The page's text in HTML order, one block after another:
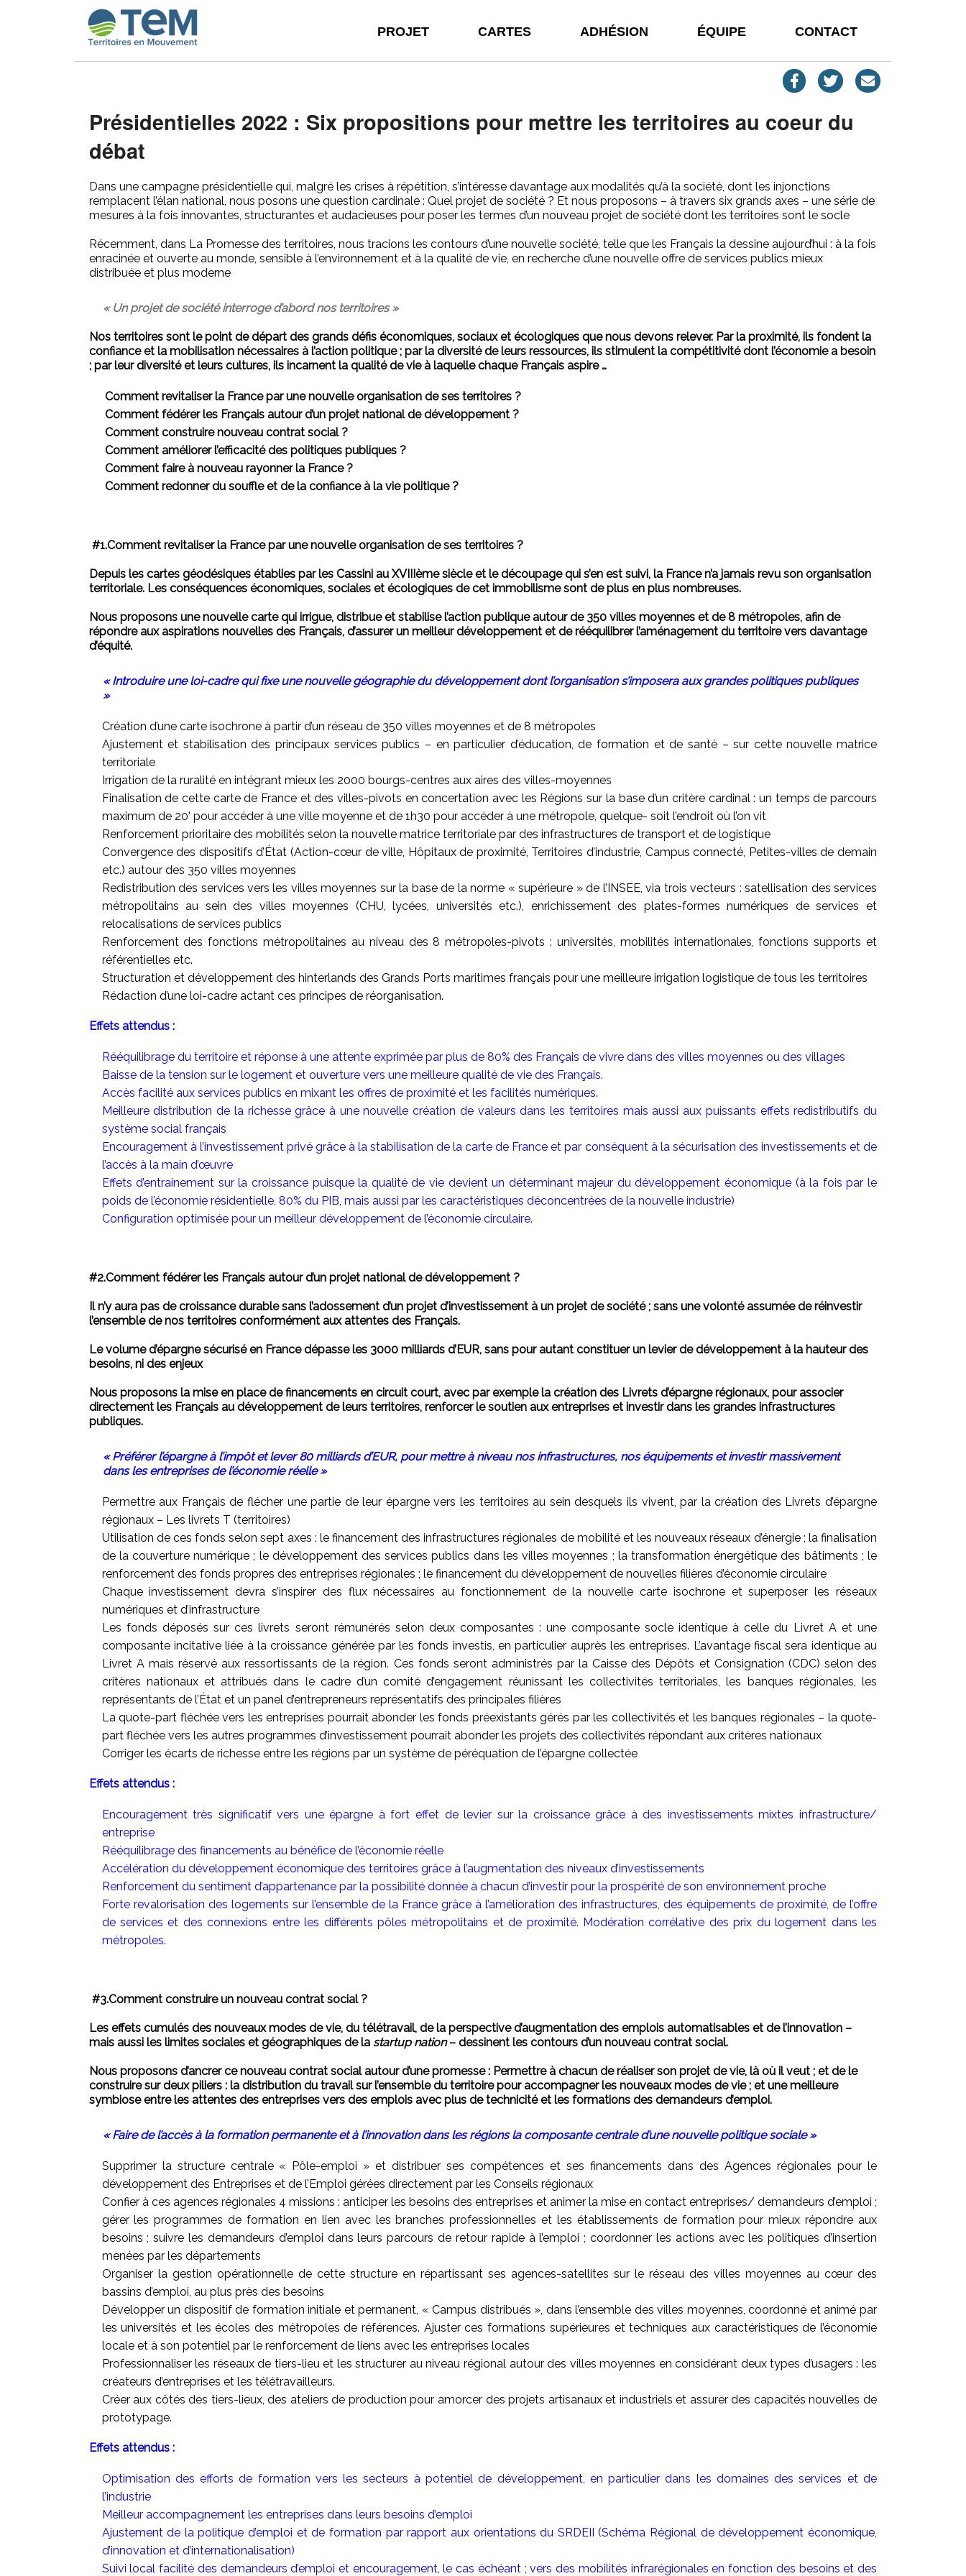
PROJET CARTES ADHÉSION ÉQUIPE CONTACT
Présidentielles 2022 : Six propositions pour mettre les territoires au coeur du
débat
Dans une campagne présidentielle qui, malgré les crises à répétition, s’intéresse davantage aux modalités qu’à la société, dont les injonctions
remplacent l’élan national, nous posons une question cardinale : Quel projet de société ? Et nous proposons – à travers six grands axes – une série de
mesures à la fois innovantes, structurantes et audacieuses pour poser les termes d’un nouveau projet de société dont les territoires sont le socle
Récemment, dans La Promesse des territoires, nous tracions les contours d’une nouvelle société, telle que les Français la dessine aujourd’hui : à la fois
enracinée et ouverte au monde, sensible à l’environnement et à la qualité de vie, en recherche d’une nouvelle offre de services publics mieux
distribuée et plus moderne
« Un projet de société interroge d’abord nos territoires »
Nos territoires sont le point de départ des grands défis économiques, sociaux et écologiques que nous devons relever. Par la proximité, ils fondent la
confiance et la mobilisation nécessaires à l’action politique ; par la diversité de leurs ressources, ils stimulent la compétitivité dont l’économie a besoin
; par leur diversité et leurs cultures, ils incarnent la qualité de vie à laquelle chaque Français aspire …
Comment revitaliser la France par une nouvelle organisation de ses territoires ?
Comment fédérer les Français autour d’un projet national de développement ?
Comment construire nouveau contrat social ?
Comment améliorer l’efficacité des politiques publiques ?
Comment faire à nouveau rayonner la France ?
Comment redonner du souffle et de la confiance à la vie politique ?
#1.Comment revitaliser la France par une nouvelle organisation de ses territoires ?
Depuis les cartes géodésiques établies par les Cassini au XVIIIème siècle et le découpage qui s’en est suivi, la France n’a jamais revu son organisation
territoriale. Les conséquences économiques, sociales et écologiques de cet immobilisme sont de plus en plus nombreuses.
Nous proposons une nouvelle carte qui irrigue, distribue et stabilise l’action publique autour de 350 villes moyennes et de 8 métropoles, afin de
répondre aux aspirations nouvelles des Français, d’assurer un meilleur développement et de rééquilibrer l’aménagement du territoire vers davantage
d’équité.
« Introduire une loi-cadre qui fixe une nouvelle géographie du développement dont l’organisation s’imposera aux grandes politiques publiques
»
Création d’une carte isochrone à partir d’un réseau de 350 villes moyennes et de 8 métropoles
Ajustement et stabilisation des principaux services publics – en particulier d’éducation, de formation et de santé – sur cette nouvelle matrice
territoriale
Irrigation de la ruralité en intégrant mieux les 2000 bourgs-centres aux aires des villes-moyennes
Finalisation de cette carte de France et des villes-pivots en concertation avec les Régions sur la base d’un critère cardinal : un temps de parcours
maximum de 20’ pour accéder à une ville moyenne et de 1h30 pour accéder à une métropole, quelque- soit l’endroit où l’on vit
Renforcement prioritaire des mobilités selon la nouvelle matrice territoriale par des infrastructures de transport et de logistique
Convergence des dispositifs d’État (Action-cœur de ville, Hôpitaux de proximité, Territoires d’industrie, Campus connecté, Petites-villes de demain
etc.) autour des 350 villes moyennes
Redistribution des services vers les villes moyennes sur la base de la norme « supérieure » de l’INSEE, via trois vecteurs : satellisation des services
métropolitains au sein des villes moyennes (CHU, lycées, universités etc.), enrichissement des plates-formes numériques de services et
relocalisations de services publics
Renforcement des fonctions métropolitaines au niveau des 8 métropoles-pivots : universités, mobilités internationales, fonctions supports et
référentielles etc.
Structuration et développement des hinterlands des Grands Ports maritimes français pour une meilleure irrigation logistique de tous les territoires
Rédaction d’une loi-cadre actant ces principes de réorganisation.
Effets attendus :
Rééquilibrage du territoire et réponse à une attente exprimée par plus de 80% des Français de vivre dans des villes moyennes ou des villages
Baisse de la tension sur le logement et ouverture vers une meilleure qualité de vie des Français.
Accès facilité aux services publics en mixant les offres de proximité et les facilités numériques.
Meilleure distribution de la richesse grâce à une nouvelle création de valeurs dans les territoires mais aussi aux puissants effets redistributifs du
système social français
Encouragement à l’investissement privé grâce à la stabilisation de la carte de France et par conséquent à la sécurisation des investissements et de
l’accès à la main d’œuvre
Effets d’entrainement sur la croissance puisque la qualité de vie devient un déterminant majeur du développement économique (à la fois par le
poids de l’économie résidentielle, 80% du PIB, mais aussi par les caractéristiques déconcentrées de la nouvelle industrie)
Configuration optimisée pour un meilleur développement de l’économie circulaire.
#2.Comment fédérer les Français autour d’un projet national de développement ?
Il n’y aura pas de croissance durable sans l’adossement d’un projet d’investissement à un projet de société ; sans une volonté assumée de réinvestir
l’ensemble de nos territoires conformément aux attentes des Français.
Le volume d’épargne sécurisé en France dépasse les 3000 milliards d’EUR, sans pour autant constituer un levier de développement à la hauteur des
besoins, ni des enjeux
Nous proposons la mise en place de financements en circuit court, avec par exemple la création des Livrets d’épargne régionaux, pour associer
directement les Français au développement de leurs territoires, renforcer le soutien aux entreprises et investir dans les grandes infrastructures
publiques.
« Préférer l’épargne à l’impôt et lever 80 milliards d’EUR, pour mettre à niveau nos infrastructures, nos équipements et investir massivement
dans les entreprises de l’économie réelle »
Permettre aux Français de flécher une partie de leur épargne vers les territoires au sein desquels ils vivent, par la création des Livrets d’épargne
régionaux – Les livrets T (territoires)
Utilisation de ces fonds selon sept axes : le financement des infrastructures régionales de mobilité et les nouveaux réseaux d’énergie ; la finalisation
de la couverture numérique ; le développement des services publics dans les villes moyennes ; la transformation énergétique des bâtiments ; le
renforcement des fonds propres des entreprises régionales ; le financement du développement de nouvelles filières d’économie circulaire
Chaque investissement devra s’inspirer des flux nécessaires au fonctionnement de la nouvelle carte isochrone et superposer les réseaux
numériques et d’infrastructure
Les fonds déposés sur ces livrets seront rémunérés selon deux composantes : une composante socle identique à celle du Livret A et une
composante incitative liée à la croissance générée par les fonds investis, en particulier auprès les entreprises. L’avantage fiscal sera identique au
Livret A mais réservé aux ressortissants de la région. Ces fonds seront administrés par la Caisse des Dépôts et Consignation (CDC) selon des
critères nationaux et attribués dans le cadre d’un comité d’engagement réunissant les collectivités territoriales, les banques régionales, les
représentants de l’État et un panel d’entrepreneurs représentatifs des principales filières
La quote-part fléchée vers les entreprises pourrait abonder les fonds préexistants gérés par les collectivités et les banques régionales – la quote-
part fléchée vers les autres programmes d’investissement pourrait abonder les projets des collectivités répondant aux critères nationaux
Corriger les écarts de richesse entre les régions par un système de péréquation de l’épargne collectée
Effets attendus :
Encouragement très significatif vers une épargne à fort effet de levier sur la croissance grâce à des investissements mixtes infrastructure/
entreprise
Rééquilibrage des financements au bénéfice de l’économie réelle
Accélération du développement économique des territoires grâce à l’augmentation des niveaux d’investissements
Renforcement du sentiment d’appartenance par la possibilité donnée à chacun d’investir pour la prospérité de son environnement proche
Forte revalorisation des logements sur l’ensemble de la France grâce à l’amélioration des infrastructures, des équipements de proximité, de l’offre
de services et des connexions entre les différents pôles métropolitains et de proximité. Modération corrélative des prix du logement dans les
métropoles.
#3.Comment construire un nouveau contrat social ?
Les effets cumulés des nouveaux modes de vie, du télétravail, de la perspective d’augmentation des emplois automatisables et de l’innovation –
mais aussi les limites sociales et géographiques de la startup nation– dessinent les contours d’un nouveau contrat social.
Nous proposons d’ancrer ce nouveau contrat social autour d’une promesse : Permettre à chacun de réaliser son projet de vie, là où il veut ; et de le
construire sur deux piliers : la distribution du travail sur l’ensemble du territoire pour accompagner les nouveaux modes de vie ; et une meilleure
symbiose entre les attentes des entreprises vers des emplois avec plus de technicité et les formations des demandeurs d’emploi.
« Faire de l’accès à la formation permanente et à l’innovation dans les régions la composante centrale d’une nouvelle politique sociale »
Supprimer la structure centrale « Pôle-emploi » et distribuer ses compétences et ses financements dans des Agences régionales pour le
développement des Entreprises et de l’Emploi gérées directement par les Conseils régionaux
Confier à ces agences régionales 4 missions : anticiper les besoins des entreprises et animer la mise en contact entreprises/ demandeurs d’emploi ;
gérer les programmes de formation en lien avec les branches professionnelles et les établissements de formation pour mieux répondre aux
besoins ; suivre les demandeurs d’emploi dans leurs parcours de retour rapide à l’emploi ; coordonner les actions avec les politiques d’insertion
menées par les départements
Organiser la gestion opérationnelle de cette structure en répartissant ses agences-satellites sur le réseau des villes moyennes au cœur des
bassins d’emploi, au plus près des besoins
Développer un dispositif de formation initiale et permanent, « Campus distribués », dans l’ensemble des villes moyennes, coordonné et animé par
les universités et les écoles des métropoles de références. Ajuster ces formations supérieures et techniques aux caractéristiques de l’économie
locale et à son potentiel par le renforcement de liens avec les entreprises locales
Professionnaliser les réseaux de tiers-lieu et les structurer au niveau régional autour des villes moyennes en considérant deux types d’usagers : les
créateurs d’entreprises et les télétravailleurs.
Créer aux côtés des tiers-lieux, des ateliers de production pour amorcer des projets artisanaux et industriels et assurer des capacités nouvelles de
prototypage.
Effets attendus :
Optimisation des efforts de formation vers les secteurs à potentiel de développement, en particulier dans les domaines des services et de
l’industrie
Meilleur accompagnement les entreprises dans leurs besoins d’emploi
Ajustement de la politique d’emploi et de formation par rapport aux orientations du SRDEII (Schéma Régional de développement économique,
d’innovation et d’internationalisation)
Suivi local facilité des demandeurs d’emploi et encouragement, le cas échéant ; vers des mobilités infrarégionales en fonction des besoins et des